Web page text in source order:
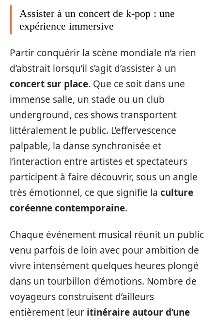
Assister à un concert de k-pop : une
expérience immersive
Partir conquérir la scène mondiale n’a rien
d’abstrait lorsqu’il s’agit d’assister à un
concert sur place. Que ce soit dans une
immense salle, un stade ou un club
underground, ces shows transportent
littéralement le public. L’effervescence
palpable, la danse synchronisée et
l’interaction entre artistes et spectateurs
participent à faire découvrir, sous un angle
très émotionnel, ce que signifie la culture
coréenne contemporaine.
Chaque événement musical réunit un public
venu parfois de loin avec pour ambition de
vivre intensément quelques heures plongé
dans un tourbillon d’émotions. Nombre de
voyageurs construisent d’ailleurs
entièrement leur itinéraire autour d’une